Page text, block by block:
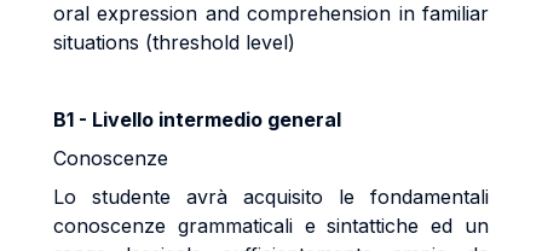
oral expression and comprehension in familiar
situations (threshold level)
B1 - Livello intermedio general
Conoscenze
Lo studente avrà acquisito le fondamentali
conoscenze grammaticali e sintattiche ed un